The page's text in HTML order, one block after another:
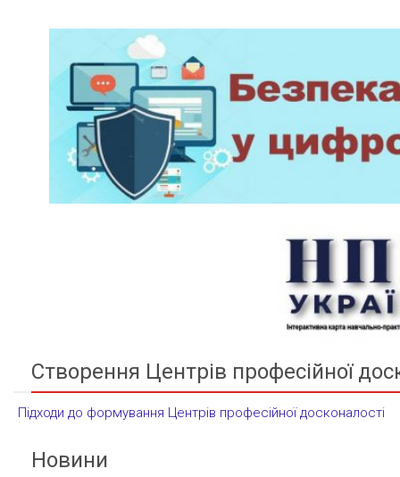
Створення Центрів професійної
Підходи до формування Центрів професійної досконалості
Новини